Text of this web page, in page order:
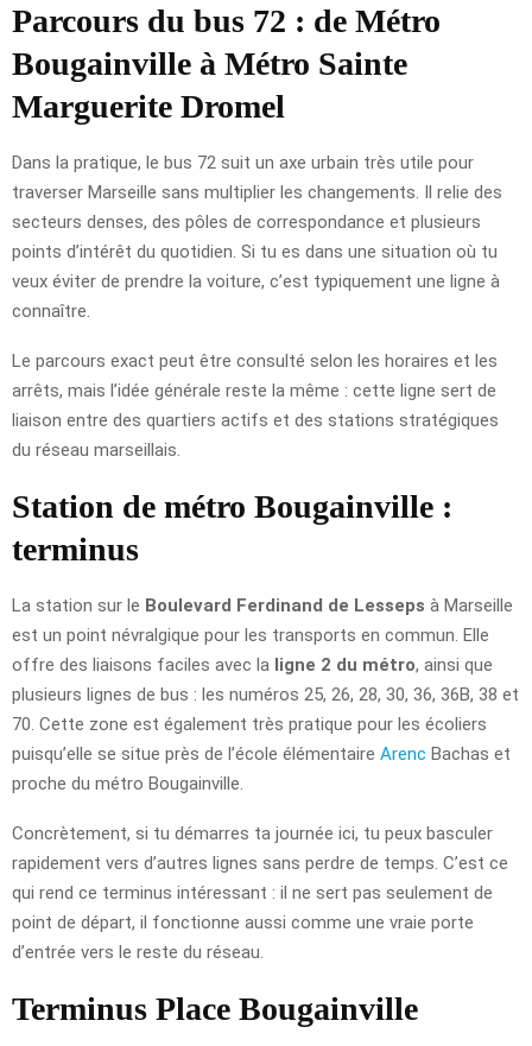
Parcours du bus 72 : de Métro
Bougainville à Métro Sainte
Marguerite Dromel
Dans la pratique, le bus 72 suit un axe urbain très utile pour
traverser Marseille sans multiplier les changements. Il relie des
secteurs denses, des pôles de correspondance et plusieurs
points d’intérêt du quotidien. Si tu es dans une situation où tu
veux éviter de prendre la voiture, c’est typiquement une ligne à
connaître.
Le parcours exact peut être consulté selon les horaires et les
arrêts, mais l’idée générale reste la même : cette ligne sert de
liaison entre des quartiers actifs et des stations stratégiques
du réseau marseillais.
Station de métro Bougainville :
terminus
La station sur le Boulevard Ferdinand de Lesseps à Marseille
est un point névralgique pour les transports en commun. Elle
offre des liaisons faciles avec la ligne 2 du métro, ainsi que
plusieurs lignes de bus : les numéros 25, 26, 28, 30, 36, 36B, 38 et
70. Cette zone est également très pratique pour les écoliers
puisqu’elle se situe près de l’école élémentaire Arenc Bachas et
proche du métro Bougainville.
Concrètement, si tu démarres ta journée ici, tu peux basculer
rapidement vers d’autres lignes sans perdre de temps. C’est ce
qui rend ce terminus intéressant : il ne sert pas seulement de
point de départ, il fonctionne aussi comme une vraie porte
d’entrée vers le reste du réseau.
Terminus Place Bougainville